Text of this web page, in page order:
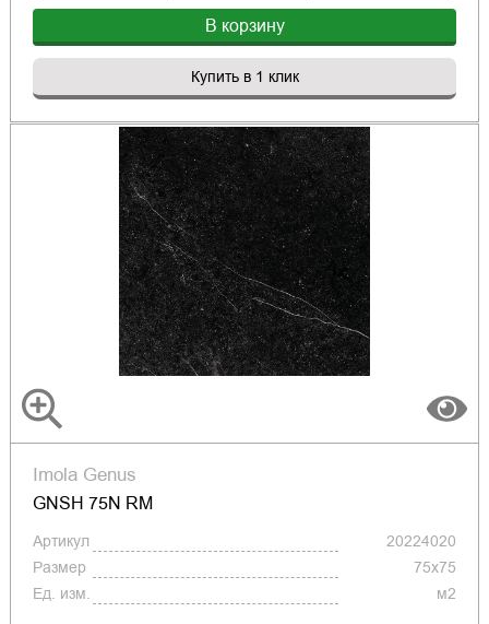
В корзину
Купить в 1 клик
Imola Genus
GNSH 75N RM
Артикул
20224020
Размер
75x75
Ед. изм.
м2